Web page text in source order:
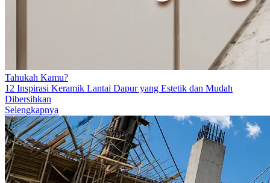
Tahukah Kamu?
12 Inspirasi Keramik Lantai Dapur yang Estetik dan Mudah
Dibersihkan
Selengkapnya